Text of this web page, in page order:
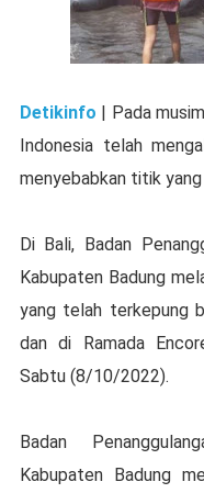
Detikinfo | Pada
Indonesia telah
menyebabkan titik
Di Bali, Badan
Kabupaten Badung
yang telah terkepung
dan di Ramada
Sabtu (8/10/2022).
Badan
Kabupaten Badung